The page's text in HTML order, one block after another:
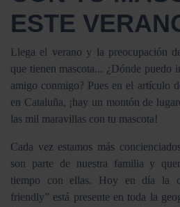
ESTE
Llega el verano y la preocupación
que tienen mascota... ¿Dónde
amigo conmigo? Pues en el artículo
en Cataluña, ¡hay un montón de
las mil maravillas con tu mascota!
Cada vez estamos más
son parte de nuestra familia y
tiempo con ellas. Hoy en día la
friendly” está presente en toda la